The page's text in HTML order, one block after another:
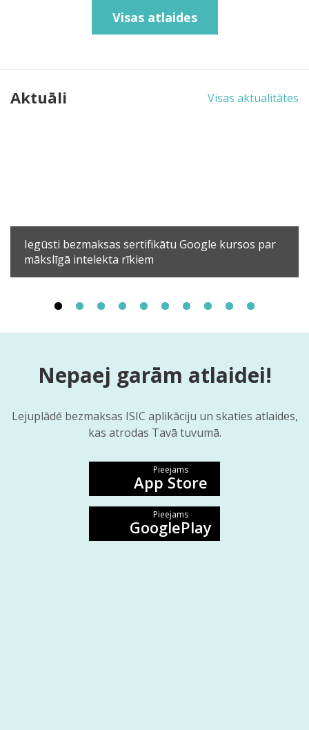
Visas atlaides
Aktuāli Visas aktualitātes
Iegūsti bezmaksas sertifikātu Google kursos par
mākslīgā intelekta rīkiem
Nepaej garām atlaidei!
Lejuplādē bezmaksas ISIC aplikāciju un skaties atlaides,
kas atrodas Tavā tuvumā.
Pieejams
App Store
Pieejams
GooglePlay